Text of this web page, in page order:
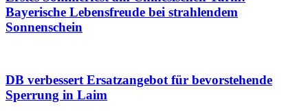
Bayerische Lebensfreude bei strahlendem
Sonnenschein
DB verbessert Ersatzangebot für bevorstehende
Sperrung in Laim